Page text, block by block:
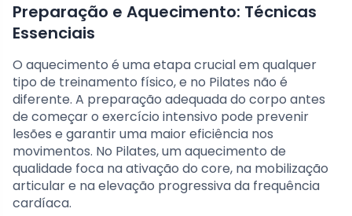
Preparação e Aquecimento: Técnicas
Essenciais
O aquecimento é uma etapa crucial em qualquer
tipo de treinamento físico, e no Pilates não é
diferente. A preparação adequada do corpo antes
de começar o exercício intensivo pode prevenir
lesões e garantir uma maior eficiência nos
movimentos. No Pilates, um aquecimento de
qualidade foca na ativação do core, na mobilização
articular e na elevação progressiva da frequência
cardíaca.